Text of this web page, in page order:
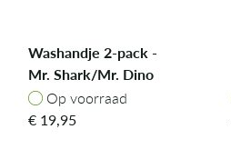
Washandje 2-pack -
Mr. Shark/Mr. Dino
Op voorraad
Op voorraad
€ 19,95